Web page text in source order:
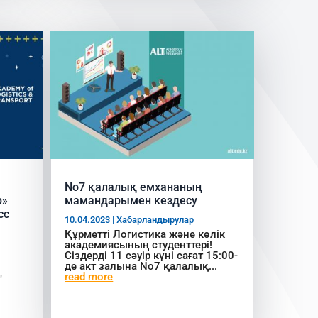
No7 қалалық емхананың
мамандарымен кездесу
10.04.2023 |Хабарландырулар
Құрметті Логистика және көлік
академиясының студенттері!
Сіздерді 11 сәуір күні сағат 15:00-
де акт залына No7 қалалық...
read more